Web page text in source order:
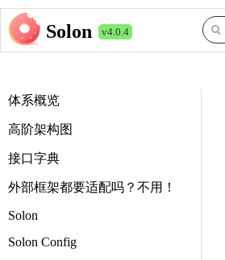
Solon v4.0.4
体系概览
高阶架构图
接口字典
外部框架都要适配吗？不用！
Solon
Solon Config